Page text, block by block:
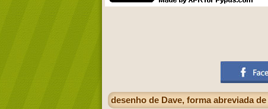
desenho de Dave, forma abreviada de